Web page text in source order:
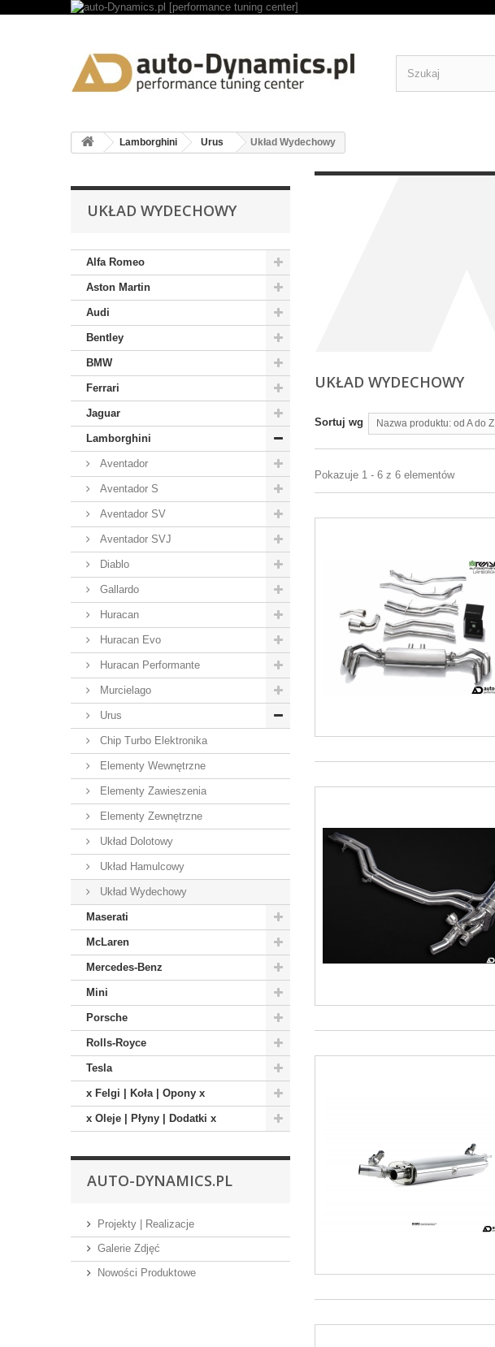
Lamborghini Urus Układ Wydechowy
UKŁAD WYDECHOWY
Alfa Romeo
Aston Martin
Audi
Bentley
BMW
Ferrari
Jaguar
Lamborghini
Aventador
Aventador S
Aventador SV
Aventador SVJ
Diablo
Gallardo
Huracan
Huracan Evo
Huracan Performante
Murcielago
Urus
Chip Turbo Elektronika
Elementy Wewnętrzne
Elementy Zawieszenia
Elementy Zewnętrzne
Układ Dolotowy
Układ Hamulcowy
Układ Wydechowy
Maserati
McLaren
Mercedes-Benz
Mini
Porsche
Rolls-Royce
Tesla
x Felgi | Koła | Opony x
x Oleje | Płyny | Dodatki x
AUTO-DYNAMICS.PL
Projekty | Realizacje
Galerie Zdjęć
Nowości Produktowe
UKŁAD WYDECHOWY
Sortuj wg Nazwa produktu: od A do Z
Pokazuje 1 - 6 z 6 elementów